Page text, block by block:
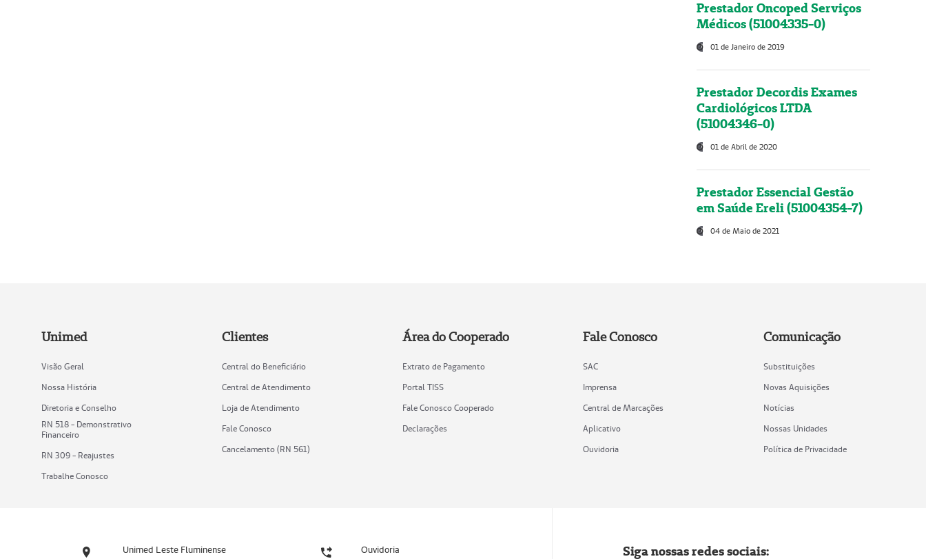
Prestador Oncoped Serviços
Médicos (51004335-0)
01 de Janeiro de 2019
Prestador Decordis Exames
Cardiológicos LTDA
(51004346-0)
01 de Abril de 2020
Prestador Essencial Gestão
em Saúde Ereli (51004354-7)
04 de Maio de 2021
Unimed
Visão Geral
Nossa História
Diretoria e Conselho
RN 518 - Demonstrativo
Financeiro
RN 309 - Reajustes
Trabalhe Conosco
Clientes
Central do Beneficiário
Central de Atendimento
Loja de Atendimento
Fale Conosco
Cancelamento (RN 561)
Área do Cooperado
Extrato de Pagamento
Portal TISS
Fale Conosco Cooperado
Declarações
Fale Conosco
SAC
Imprensa
Central de Marcações
Aplicativo
Ouvidoria
Comunicação
Substituições
Novas Aquisições
Notícias
Nossas Unidades
Política de Privacidade
Unimed Leste Fluminense Ouvidoria Siga nossas redes sociais: